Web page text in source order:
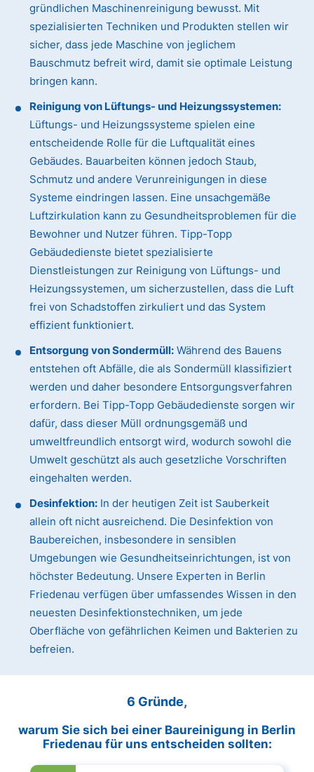
gründlichen Maschinenreinigung bewusst. Mit
spezialisierten Techniken und Produkten stellen wir
sicher, dass jede Maschine von jeglichem
Bauschmutz befreit wird, damit sie optimale Leistung
bringen kann.
Reinigung von Lüftungs- und Heizungssystemen:
Lüftungs- und Heizungssysteme spielen eine
entscheidende Rolle für die Luftqualität eines
Gebäudes. Bauarbeiten können jedoch Staub,
Schmutz und andere Verunreinigungen in diese
Systeme eindringen lassen. Eine unsachgemäße
Luftzirkulation kann zu Gesundheitsproblemen für die
Bewohner und Nutzer führen. Tipp-Topp
Gebäudedienste bietet spezialisierte
Dienstleistungen zur Reinigung von Lüftungs- und
Heizungssystemen, um sicherzustellen, dass die Luft
frei von Schadstoffen zirkuliert und das System
effizient funktioniert.
Entsorgung von Sondermüll: Während des Bauens
entstehen oft Abfälle, die als Sondermüll klassifiziert
werden und daher besondere Entsorgungsverfahren
erfordern. Bei Tipp-Topp Gebäudedienste sorgen wir
dafür, dass dieser Müll ordnungsgemäß und
umweltfreundlich entsorgt wird, wodurch sowohl die
Umwelt geschützt als auch gesetzliche Vorschriften
eingehalten werden.
Desinfektion: In der heutigen Zeit ist Sauberkeit
allein oft nicht ausreichend. Die Desinfektion von
Baubereichen, insbesondere in sensiblen
Umgebungen wie Gesundheitseinrichtungen, ist von
höchster Bedeutung. Unsere Experten in Berlin
Friedenau verfügen über umfassendes Wissen in den
neuesten Desinfektionstechniken, um jede
Oberfläche von gefährlichen Keimen und Bakterien zu
befreien.
6 Gründe,
warum Sie sich bei einer Baureinigung in Berlin
Friedenau für uns entscheiden sollten: